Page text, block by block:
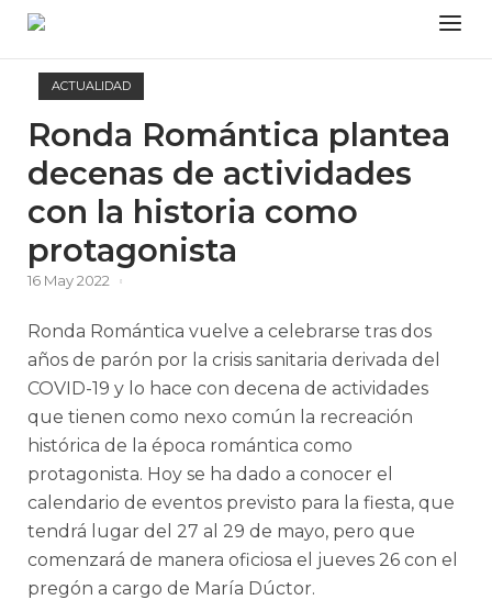
Skip
content
Menu
ACTUALIDAD
Ronda Romántica plantea
decenas de actividades
con la historia como
protagonista
16 May 2022
Ronda Romántica vuelve a celebrarse tras dos
años de parón por la crisis sanitaria derivada del
COVID-19 y lo hace con decena de actividades
que tienen como nexo común la recreación
histórica de la época romántica como
protagonista. Hoy se ha dado a conocer el
calendario de eventos previsto para la fiesta, que
tendrá lugar del 27 al 29 de mayo, pero que
comenzará de manera oficiosa el jueves 26 con el
pregón a cargo de María Dúctor.